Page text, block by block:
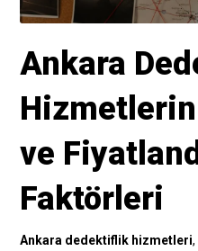
Ankara
ve
Faktörleri
Ankara dedektiflik hizmetleri